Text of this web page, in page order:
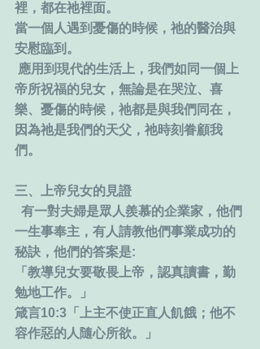
裡，都在祂裡面。
當一個人遇到憂傷的時候，祂的醫治與
安慰臨到。
應用到現代的生活上，我們如同一個上
帝所祝福的兒女，無論是在哭泣、喜
樂、憂傷的時候，祂都是與我們同在，
因為祂是我們的天父，祂時刻眷顧我
們。
三、上帝兒女的見證
有一對夫婦是眾人羨慕的企業家，他們
一生事奉主，有人請教他們事業成功的
秘訣，他們的答案是:
「教導兒女要敬畏上帝，認真讀書，勤
勉地工作。」
箴言10:3「上主不使正直人飢餓；他不
容作惡的人隨心所欲。」